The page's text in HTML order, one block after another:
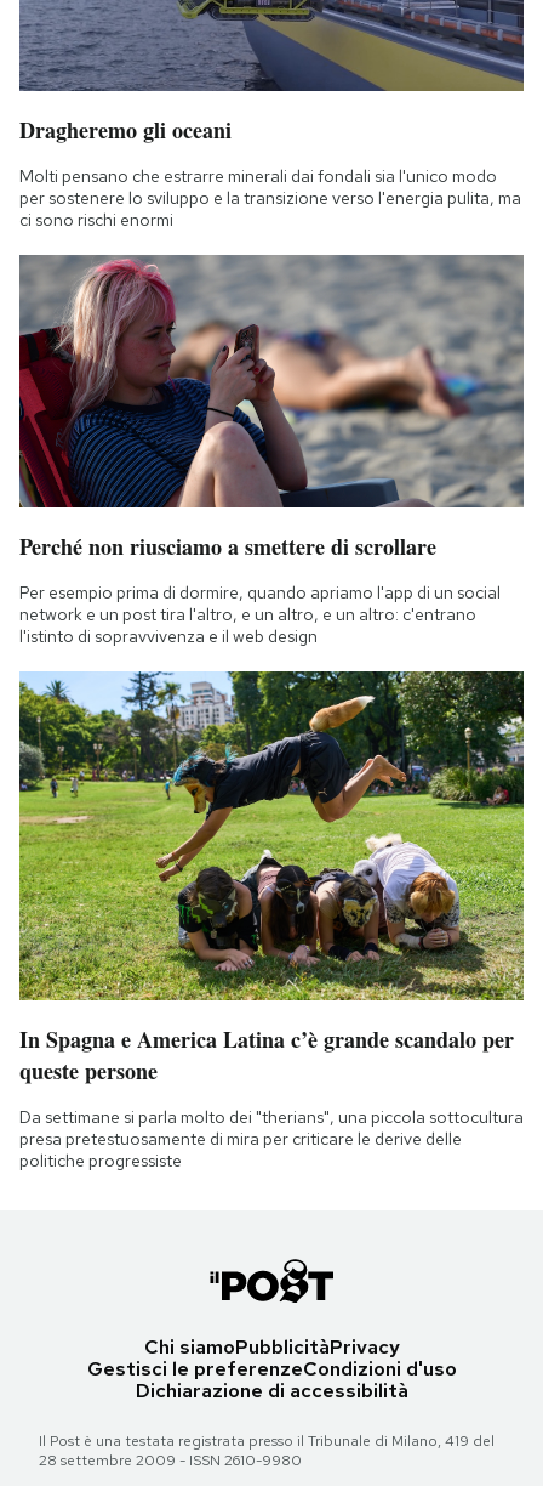
Dragheremo gli oceani
Molti pensano che estrarre minerali dai fondali sia l'unico modo
per sostenere lo sviluppo e la transizione verso l'energia pulita, ma
ci sono rischi enormi
Perché non riusciamo a smettere di scrollare
Per esempio prima di dormire, quando apriamo l'app di un social
network e un post tira l'altro, e un altro, e un altro: c'entrano
l'istinto di sopravvivenza e il web design
In Spagna e America Latina c’è grande scandalo per
queste persone
Da settimane si parla molto dei "therians", una piccola sottocultura
presa pretestuosamente di mira per criticare le derive delle
politiche progressiste
Chi siamoPubblicitàPrivacy
Gestisci le preferenzeCondizioni d'uso
Dichiarazione di accessibilità
Il Post è una testata registrata presso il Tribunale di Milano, 419 del
28 settembre 2009 - ISSN 2610-9980